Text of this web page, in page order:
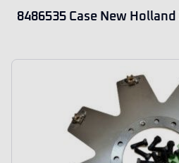
8486535 Case New